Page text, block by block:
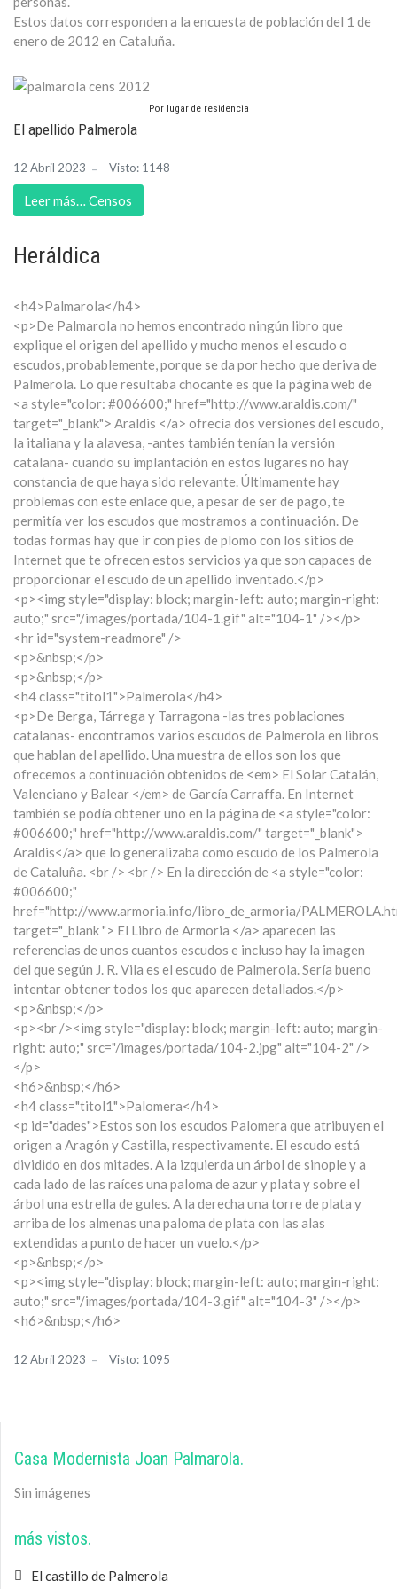
Estos datos corresponden a la encuesta de población del 1 de
enero de 2012 en Cataluña.
Por lugar de residencia
El apellido Palmerola
12 Abril 2023 Visto: 1148
Leer más… Censos
Heráldica
<h4>Palmarola</h4>
<p>De Palmarola no hemos encontrado ningún libro que
explique el origen del apellido y mucho menos el escudo o
escudos, probablemente, porque se da por hecho que deriva de
Palmerola. Lo que resultaba chocante es que la página web de
<a style="color: #006600;" href="http://www.araldis.com/"
target="_blank"> Araldis </a> ofrecía dos versiones del escudo,
la italiana y la alavesa, -antes también tenían la versión
catalana- cuando su implantación en estos lugares no hay
constancia de que haya sido relevante. Últimamente hay
problemas con este enlace que, a pesar de ser de pago, te
permitía ver los escudos que mostramos a continuación. De
todas formas hay que ir con pies de plomo con los sitios de
Internet que te ofrecen estos servicios ya que son capaces de
proporcionar el escudo de un apellido inventado.</p>
<p><img style="display: block; margin-left: auto; margin-right:
auto;" src="/images/portada/104-1.gif" alt="104-1" /></p>
<hr id="system-readmore" />
<p>&nbsp;</p>
<p>&nbsp;</p>
<h4 class="titol1">Palmerola</h4>
<p>De Berga, Tárrega y Tarragona -las tres poblaciones
catalanas- encontramos varios escudos de Palmerola en libros
que hablan del apellido. Una muestra de ellos son los que
ofrecemos a continuación obtenidos de <em> El Solar Catalán,
Valenciano y Balear </em> de García Carraffa. En Internet
también se podía obtener uno en la página de <a style="color:
#006600;" href="http://www.araldis.com/" target="_blank">
Araldis</a> que lo generalizaba como escudo de los Palmerola
de Cataluña. <br /> <br /> En la dirección de <a style="color:
#006600;"
href="http://www.armoria.info/libro_de_armoria/
target="_blank "> El Libro de Armoria </a> aparecen las
referencias de unos cuantos escudos e incluso hay la imagen
del que según J. R. Vila es el escudo de Palmerola. Sería bueno
intentar obtener todos los que aparecen detallados.</p>
<p>&nbsp;</p>
<p><br /><img style="display: block; margin-left: auto; margin-
right: auto;" src="/images/portada/104-2.jpg" alt="104-2" />
</p>
<h6>&nbsp;</h6>
<h4 class="titol1">Palomera</h4>
<p id="dades">Estos son los escudos Palomera que atribuyen el
origen a Aragón y Castilla, respectivamente. El escudo está
dividido en dos mitades. A la izquierda un árbol de sinople y a
cada lado de las raíces una paloma de azur y plata y sobre el
árbol una estrella de gules. A la derecha una torre de plata y
arriba de los almenas una paloma de plata con las alas
extendidas a punto de hacer un vuelo.</p>
<p>&nbsp;</p>
<p><img style="display: block; margin-left: auto; margin-right:
auto;" src="/images/portada/104-3.gif" alt="104-3" /></p>
<h6>&nbsp;</h6>
12 Abril 2023 Visto: 1095
Casa Modernista Joan Palmarola
Sin imágenes
más vistos
El castillo de Palmerola